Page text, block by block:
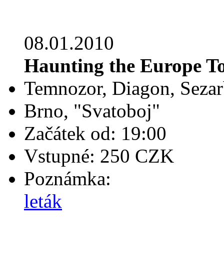
08.01.2010
Haunting the Europe
Temnozor, Diagon,
Brno, "Svatoboj"
Začátek od: 19:00
Vstupné: 250 CZK
Poznámka:
leták